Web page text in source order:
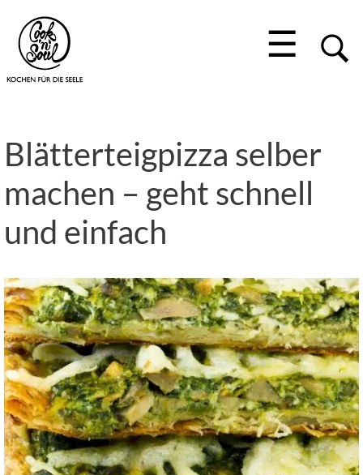
☰
Blätterteigpizza selber
machen – geht schnell
und einfach